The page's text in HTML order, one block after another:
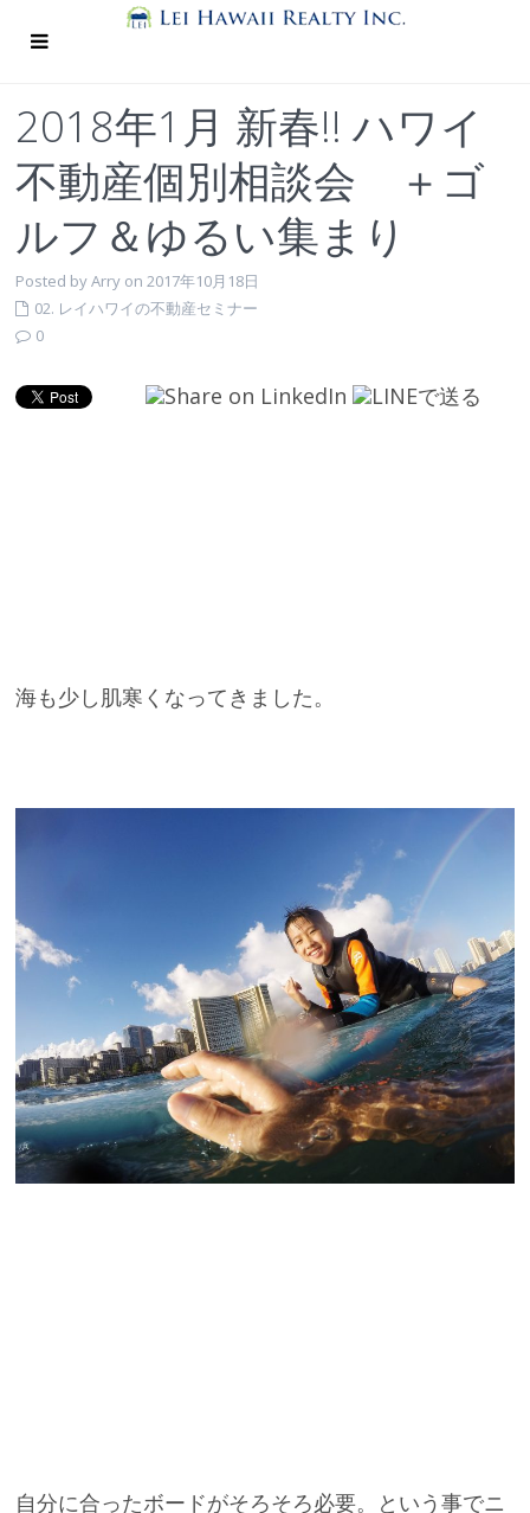
2018年1月 新春!! ハワイ
不動産個別相談会 ＋ゴ
ルフ＆ゆるい集まり
Posted by Arry on 2017年10月18日
02. レイハワイの不動産セミナー
0
海も少し肌寒くなってきました。
自分に合ったボードがそろそろ必要。という事でニ